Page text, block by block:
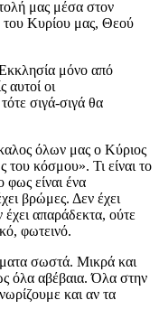
μας μέσα στον
του Κυρίου μας, Θεού
μόνο από
αυτοί οι
σιγά-σιγά θα
όλων μας ο Κύριος
του κόσμου». Τι είναι το
είναι ένα
βρώμες. Δεν έχει
έχει απαράδεκτα, ούτε
φωτεινό.
σωστά. Μικρά και
όλα αβέβαια. Όλα στην
και αν τα